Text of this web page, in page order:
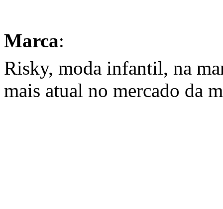
Marca:
Risky, moda infantil, na
mais atual no mercado da